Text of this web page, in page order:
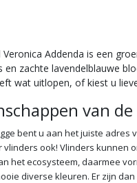
Addenda is een
zachte lavendelblauwe
wat uitlopen, of kiest u
van de
bent u aan het juiste
ook! Vlinders
het ecosysteem, daarmee
diverse kleuren. Er zijn